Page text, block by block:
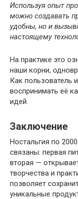
Используя опыт
можно создавать
удобны, но и
настоящему
На практике это
наши корни,
Как пользователь
воспринимать её
идей.
Заключение
Ностальгия по
связаны: первая
вторая —
творчества и
позволяет
уникальные